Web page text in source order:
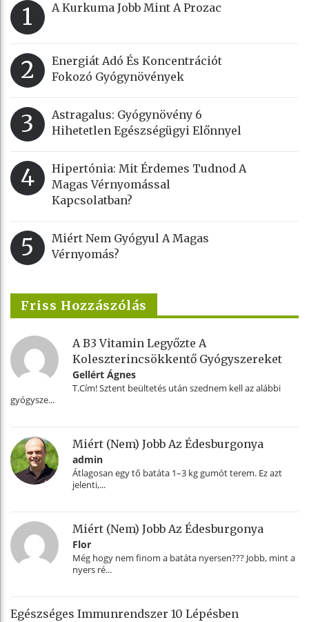
1 A Kurkuma Jobb Mint A Prozac
2
Energiát Adó És Koncentrációt
Fokozó Gyógynövények
3
Astragalus: Gyógynövény 6
Hihetetlen Egészségügyi Előnnyel
4
Hipertónia: Mit Érdemes Tudnod A
Magas Vérnyomással
Kapcsolatban?
5
Miért Nem Gyógyul A Magas
Vérnyomás?
Friss Hozzászólás
A B3 Vitamin Legyőzte A
Koleszterincsökkentő Gyógyszereket
Gellért Ágnes
T.Cím! Sztent beültetés után szednem kell az alábbi
gyógysze...
Miért (nem) Jobb Az Édesburgonya
admin
Átlagosan egy tő batáta 1–3 kg gumót terem. Ez azt
jelenti,...
Miért (nem) Jobb Az Édesburgonya
Flor
Még hogy nem finom a batáta nyersen??? Jobb, mint a
nyers ré...
Egészséges Immunrendszer 10 Lépésben